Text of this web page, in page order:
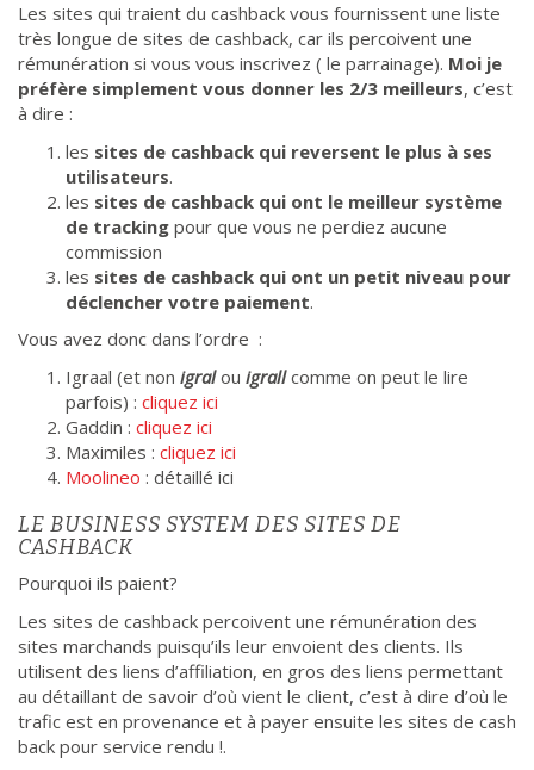
Les sites qui traient du cashback vous fournissent une liste
très longue de sites de cashback, car ils percoivent une
rémunération si vous vous inscrivez ( le parrainage). Moi je
préfère simplement vous donner les 2/3 meilleurs, c’est
à dire :
les sites de cashback qui reversent le plus à ses
utilisateurs.
les sites de cashback qui ont le meilleur système
de tracking pour que vous ne perdiez aucune
commission
les sites de cashback qui ont un petit niveau pour
déclencher votre paiement.
Vous avez donc dans l’ordre :
Igraal (et non igral ou igrallcomme on peut le lire
parfois) : cliquez ici
Gaddin : cliquez ici
Maximiles : cliquez ici
Moolineo : détaillé ici
LE BUSINESS SYSTEM DES SITES DE
CASHBACK
Pourquoi ils paient?
Les sites de cashback percoivent une rémunération des
sites marchands puisqu’ils leur envoient des clients. Ils
utilisent des liens d’affiliation, en gros des liens permettant
au détaillant de savoir d’où vient le client, c’est à dire d’où le
trafic est en provenance et à payer ensuite les sites de cash
back pour service rendu !.